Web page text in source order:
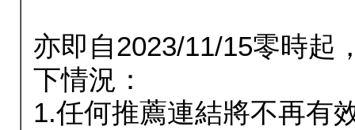
亦即自2023/11/15零時起
下情況：
1.任何推薦連結將不再有